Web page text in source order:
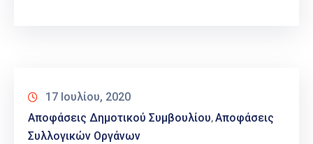
17 Ιουλίου, 2020
Αποφάσεις Δημοτικού Συμβουλίου‚Αποφάσεις
Συλλογικών Οργάνων